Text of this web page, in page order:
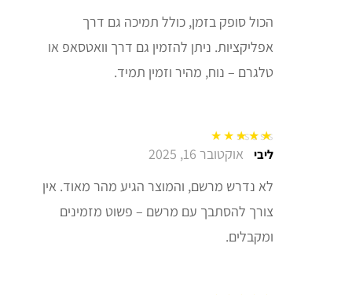
הכול סופק בזמן, כולל תמיכה גם דרך
אפליקציות. ניתן להזמין גם דרך וואטסאפ או
טלגרם – נוח, מהיר וזמין תמיד.
דורג5מתוך 5 ליבי אוקטובר 16, 2025
לא נדרש מרשם, והמוצר הגיע מהר מאוד. אין
צורך להסתבך עם מרשם – פשוט מזמינים
ומקבלים.